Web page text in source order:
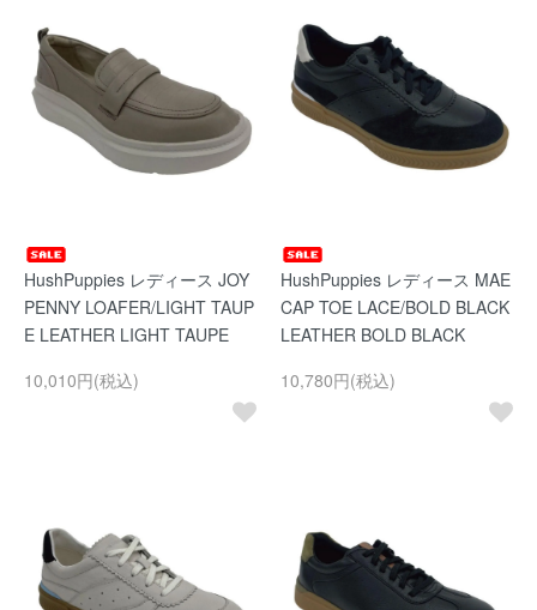
HushPuppies レディース JOY
PENNY LOAFER/LIGHT TAUP
E LEATHER LIGHT TAUPE
10,010円(税込)
HushPuppies レディース MAE
CAP TOE LACE/BOLD BLACK
LEATHER BOLD BLACK
10,780円(税込)